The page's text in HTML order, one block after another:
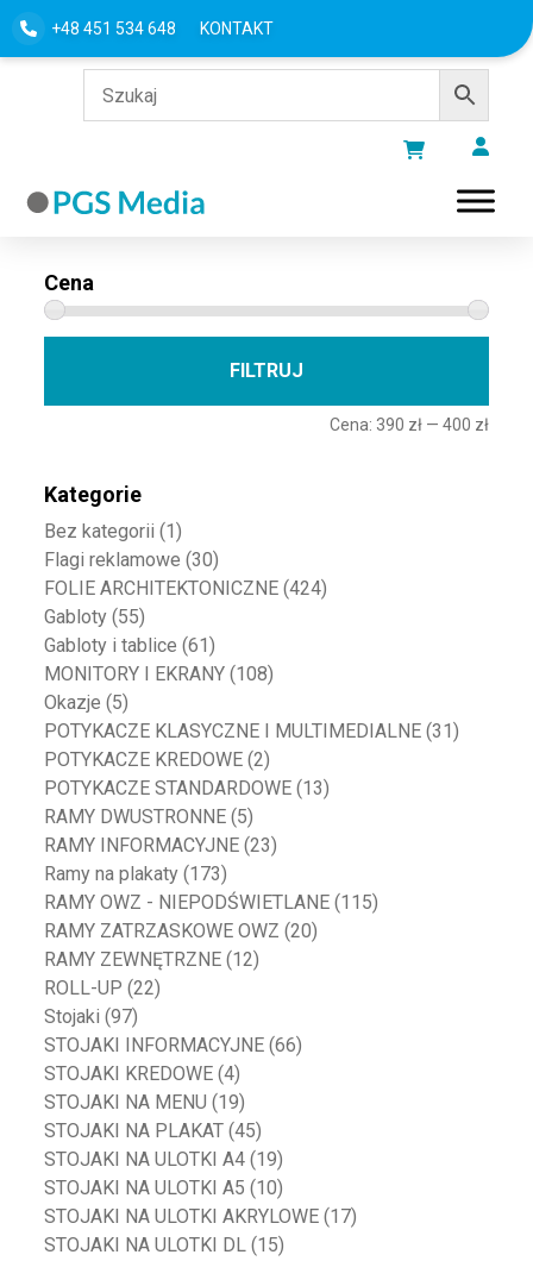
+48 451 534 648 KONTAKT
Filtru według
Cena
FILTRUJ
Cena: 390 zł— 400 zł
Kategorie
Bez kategorii (1)
Flagi reklamowe (30)
FOLIE ARCHITEKTONICZNE (424)
Gabloty (55)
Gabloty i tablice (61)
MONITORY I EKRANY (108)
Okazje (5)
POTYKACZE KLASYCZNE I MULTIMEDIALNE (31)
POTYKACZE KREDOWE (2)
POTYKACZE STANDARDOWE (13)
RAMY DWUSTRONNE (5)
RAMY INFORMACYJNE (23)
Ramy na plakaty (173)
RAMY OWZ - NIEPODŚWIETLANE (115)
RAMY ZATRZASKOWE OWZ (20)
RAMY ZEWNĘTRZNE (12)
ROLL-UP (22)
Stojaki (97)
STOJAKI INFORMACYJNE (66)
STOJAKI KREDOWE (4)
STOJAKI NA MENU (19)
STOJAKI NA PLAKAT (45)
STOJAKI NA ULOTKI A4 (19)
STOJAKI NA ULOTKI A5 (10)
STOJAKI NA ULOTKI AKRYLOWE (17)
STOJAKI NA ULOTKI DL (15)